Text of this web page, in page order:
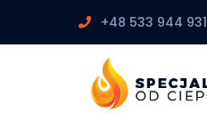
+48 533 944 931